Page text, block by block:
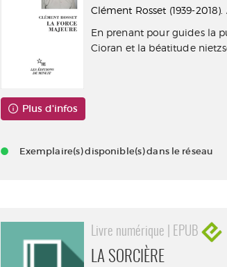
Clément Rosset (1939-
En prenant pour guides la
Cioran et la béatitude
Plus d'infos
Exemplaire(s) disponible(s) dans le réseau
Livre numérique | EPUB
LA SORCIÈRE